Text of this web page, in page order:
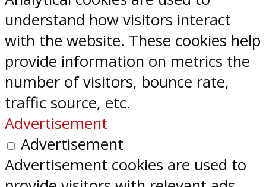
understand how visitors interact
with the website. These cookies help
provide information on metrics the
number of visitors, bounce rate,
traffic source, etc.
Advertisement
Advertisement
Advertisement cookies are used to